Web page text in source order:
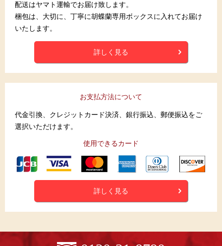
配送はヤマト運輸でお届け致します。
梱包は、大切に、丁寧に胡蝶蘭専用ボックスに入れてお届け
いたします。
詳しく見る
お支払方法について
代金引換、クレジットカード決済、銀行振込、郵便振込をご
選択いただけます。
使用できるカード
詳しく見る